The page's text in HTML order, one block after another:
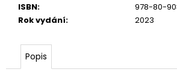
ISBN:
978-80-
Rok vydání: 2023
Popis